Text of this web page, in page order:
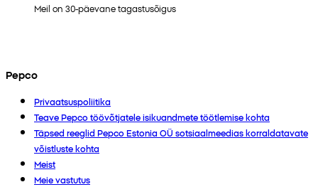
Meil on 30-päevane tagastusõigus
Pepco
Privaatsuspoliitika
Teave Pepco töövõtjatele isikuandmete töötlemise kohta
Täpsed reeglid Pepco Estonia OÜ sotsiaalmeedias korraldatavate
võistluste kohta
Meist
Meie vastutus